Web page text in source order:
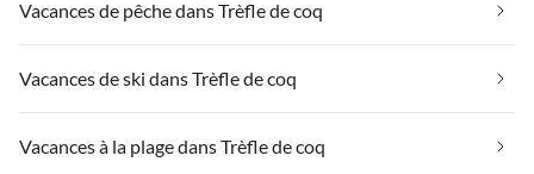
Vacances de pêche dans Trèfle de coq
Vacances de ski dans Trèfle de coq
Vacances à la plage dans Trèfle de coq